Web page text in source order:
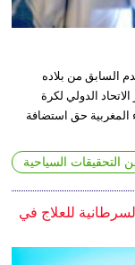
السابق من بلاده
2030 في حال قرر الاتحاد الدولي لكرة
المغربية حق استضافة
التحقيقات السياحية
للعلاج في